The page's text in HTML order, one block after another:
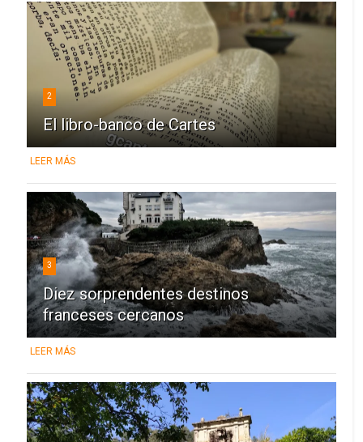
2
El libro-banco de Cartes
LEER MÁS
3
Diez sorprendentes destinos
franceses cercanos
LEER MÁS